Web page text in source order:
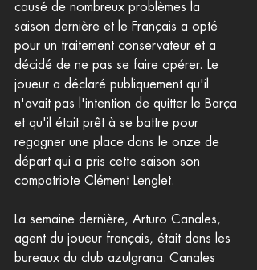
causé de nombreux problèmes la
saison dernière et le Français a opté
pour un traitement conservateur et a
décidé de ne pas se faire opérer. Le
joueur a déclaré publiquement qu'il
n'avait pas l'intention de quitter le Barça
et qu'il était prêt à se battre pour
regagner une place dans le onze de
départ qui a pris cette saison son
compatriote Clément Lenglet.
La semaine dernière, Arturo Canales,
agent du joueur français, était dans les
bureaux du club azulgrana. Canales